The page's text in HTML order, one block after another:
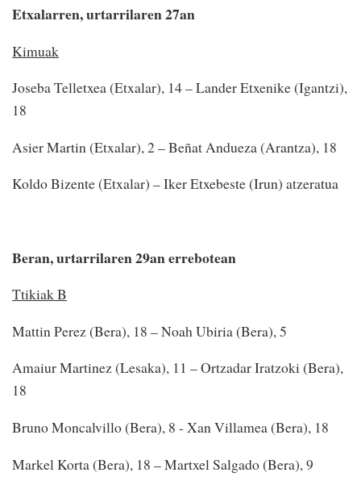
Etxalarren, urtarrilaren 27an
Kimuak
Joseba Telletxea (Etxalar), 14 – Lander Etxenike (Igantzi),
18
Asier Martin (Etxalar), 2 – Beñat Andueza (Arantza), 18
Koldo Bizente (Etxalar) – Iker Etxebeste (Irun) atzeratua
Beran, urtarrilaren 29an errebotean
Ttikiak B
Mattin Perez (Bera), 18 – Noah Ubiria (Bera), 5
Amaiur Martinez (Lesaka), 11 – Ortzadar Iratzoki (Bera),
18
Bruno Moncalvillo (Bera), 8 - Xan Villamea (Bera), 18
Markel Korta (Bera), 18 – Martxel Salgado (Bera), 9